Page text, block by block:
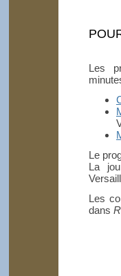
Les
Le
La
Les
dans